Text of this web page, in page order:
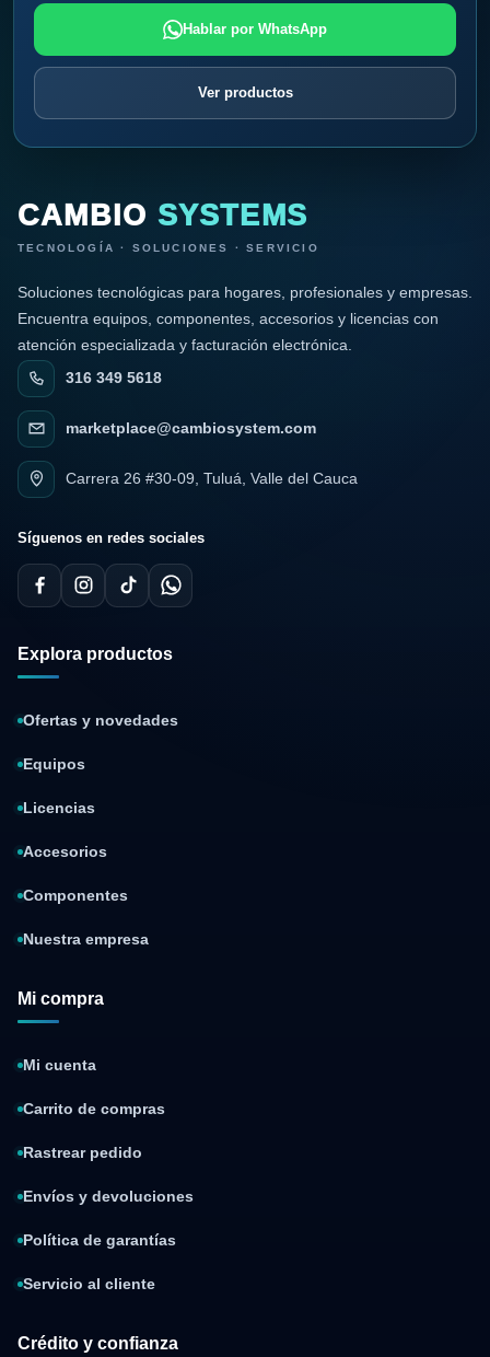
Hablar por WhatsApp
Ver productos
CAMBIO SYSTEMS
TECNOLOGÍA · SOLUCIONES · SERVICIO
Soluciones tecnológicas para hogares, profesionales y empresas.
Encuentra equipos, componentes, accesorios y licencias con
atención especializada y facturación electrónica.
316 349 5618
marketplace@cambiosystem.com
Carrera 26 #30-09, Tuluá, Valle del Cauca
Síguenos en redes sociales
Explora productos
Ofertas y novedades
Equipos
Licencias
Accesorios
Componentes
Nuestra empresa
Mi compra
Mi cuenta
Carrito de compras
Rastrear pedido
Envíos y devoluciones
Política de garantías
Servicio al cliente
Crédito y confianza